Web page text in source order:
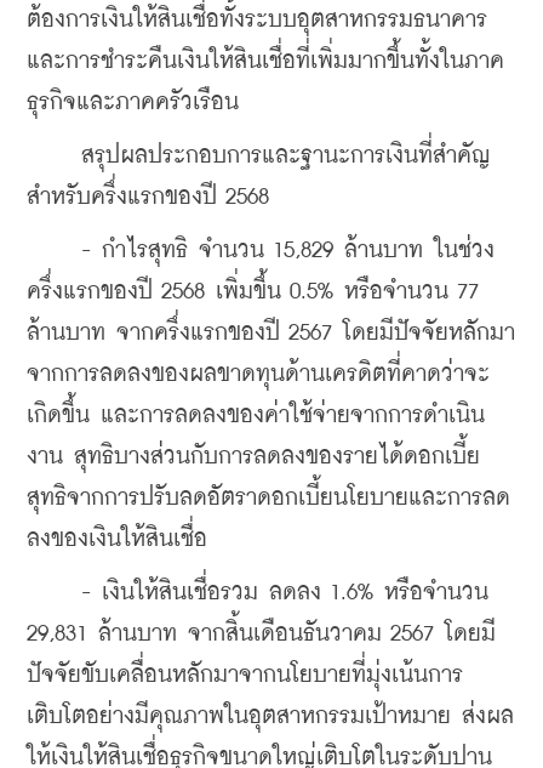
ต้องการเงินให้สินเชื่อทั้งระบบอุตสาหกรรมธนาคาร
และการชำระคืนเงินให้สินเชื่อที่เพิ่มมากขึ้นทั้งในภาค
ธุรกิจและภาคครัวเรือน
สรุปผลประกอบการและฐานะการเงินที่สำคัญ
สำหรับครึ่งแรกของปี 2568
- กำไรสุทธิ จำนวน 15,829 ล้านบาท ในช่วง
ครึ่งแรกของปี 2568 เพิ่มขึ้น 0.5% หรือจำนวน 77
ล้านบาท จากครึ่งแรกของปี 2567 โดยมีปัจจัยหลักมา
จากการลดลงของผลขาดทุนด้านเครดิตที่คาดว่าจะ
เกิดขึ้น และการลดลงของค่าใช้จ่ายจากการดำเนิน
งาน สุทธิบางส่วนกับการลดลงของรายได้ดอกเบี้ย
สุทธิจากการปรับลดอัตราดอกเบี้ยนโยบายและการลด
ลงของเงินให้สินเชื่อ
- เงินให้สินเชื่อรวม ลดลง 1.6% หรือจำนวน
29,831 ล้านบาท จากสิ้นเดือนธันวาคม 2567 โดยมี
ปัจจัยขับเคลื่อนหลักมาจากนโยบายที่มุ่งเน้นการ
เติบโตอย่างมีคุณภาพในอุตสาหกรรมเป้าหมาย ส่งผล
ให้เงินให้สินเชื่อธุรกิจขนาดใหญ่เติบโตในระดับปาน